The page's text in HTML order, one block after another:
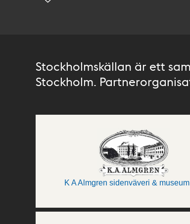
Stockholmskällan är ett
Stockholm.
K A Almgren sidenväveri & museum